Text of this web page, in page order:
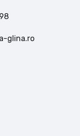
glina.ro